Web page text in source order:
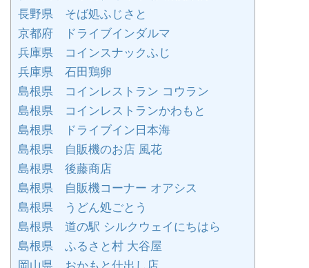
長野県 そば処ふじさと
京都府 ドライブインダルマ
兵庫県 コインスナックふじ
兵庫県 石田鶏卵
島根県 コインレストラン コウラン
島根県 コインレストランかわもと
島根県 ドライブイン日本海
島根県 自販機のお店 風花
島根県 後藤商店
島根県 自販機コーナー オアシス
島根県 うどん処ごとう
島根県 道の駅 シルクウェイにちはら
島根県 ふるさと村 大谷屋
岡山県 おかもと仕出し店